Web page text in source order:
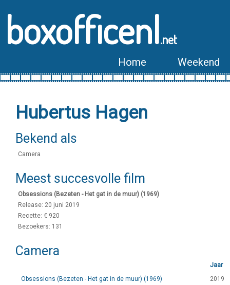
boxofficenl.net
Home Weekend
Hubertus Hagen
Bekend als
Camera
Meest succesvolle film
Obsessions (Bezeten - Het gat in de muur) (1969)
Release: 20 juni 2019
Recette: € 920
Bezoekers: 131
Camera
Jaar
Obsessions (Bezeten - Het gat in de muur) (1969)
2019